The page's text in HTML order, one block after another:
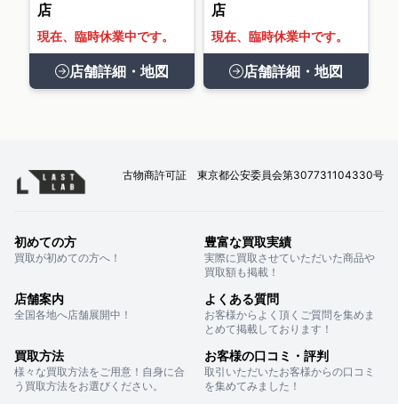
店
現在、臨時休業中です。
店舗詳細・地図
店
現在、臨時休業中です。
店舗詳細・地図
古物商許可証 東京都公安委員会第307731104330号
初めての方
買取が初めての方へ！
豊富な買取実績
実際に買取させていただいた商品や
買取額も掲載！
店舗案内
全国各地へ店舗展開中！
よくある質問
お客様からよく頂くご質問を集めま
とめて掲載しております！
買取方法
様々な買取方法をご用意！自身に合
う買取方法をお選びください。
お客様の口コミ・評判
取引いただいたお客様からの口コミ
を集めてみました！